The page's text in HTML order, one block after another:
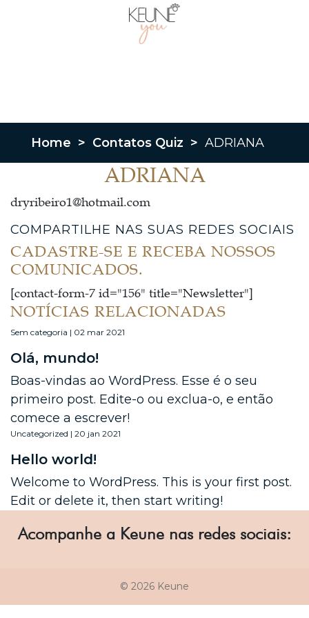
Home > Contatos Quiz > ADRIANA
ADRIANA
dryribeiro1@hotmail.com
COMPARTILHE NAS SUAS REDES SOCIAIS
CADASTRE-SE E RECEBA NOSSOS
COMUNICADOS.
[contact-form-7 id="156" title="Newsletter"]
NOTÍCIAS RELACIONADAS
Sem categoria | 02 mar 2021
Olá, mundo!
Boas-vindas ao WordPress. Esse é o seu
primeiro post. Edite-o ou exclua-o, e então
comece a escrever!
Uncategorized | 20 jan 2021
Hello world!
Welcome to WordPress. This is your first post.
Edit or delete it, then start writing!
Acompanhe a Keune nas redes sociais:
© 2026 Keune